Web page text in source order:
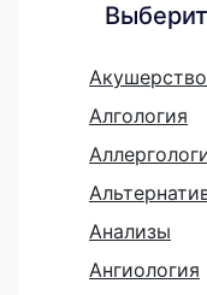
Акушерство
Алгология
Анализы
Ангиология